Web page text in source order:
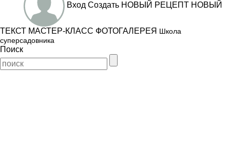
Вход Создать НОВЫЙ РЕЦЕПТ НОВЫЙ
ТЕКСТ МАСТЕР-КЛАСС ФОТОГАЛЕРЕЯ Школа
суперсадовника
Поиск